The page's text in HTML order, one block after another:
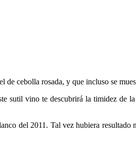
cebolla rosada, y que incluso se
sutil vino te descubrirá la timidez de
del 2011. Tal vez hubiera